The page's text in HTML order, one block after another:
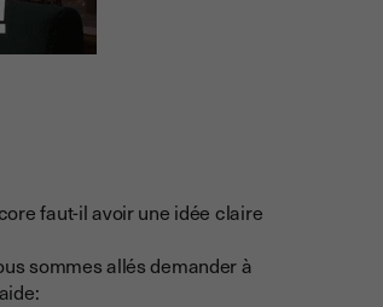
faut-il avoir une idée claire
sommes allés demander à